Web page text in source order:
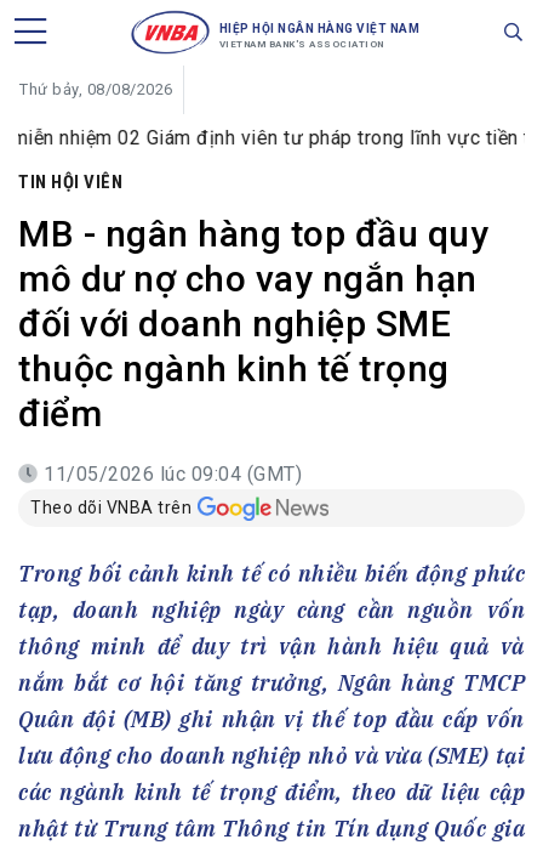
HIỆP HỘI NGÂN HÀNG VIỆT NAM
VIETNAM BANK'S ASSOCIATION
Thứ bảy, 08/08/2026
Giám định viên tư pháp trong lĩnh vực tiền tệ và ngân
TIN HỘI VIÊN
MB - ngân hàng top đầu quy
mô dư nợ cho vay ngắn hạn
đối với doanh nghiệp SME
thuộc ngành kinh tế trọng
điểm
11/05/2026 lúc 09:04 (GMT)
Theo dõi VNBA trên
Trong bối cảnh kinh tế có nhiều biến động phức
tạp, doanh nghiệp ngày càng cần nguồn vốn
thông minh để duy trì vận hành hiệu quả và
nắm bắt cơ hội tăng trưởng, Ngân hàng TMCP
Quân đội (MB) ghi nhận vị thế top đầu cấp vốn
lưu động cho doanh nghiệp nhỏ và vừa (SME) tại
các ngành kinh tế trọng điểm, theo dữ liệu cập
nhật từ Trung tâm Thông tin Tín dụng Quốc gia